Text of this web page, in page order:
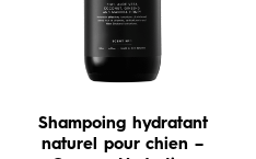
Shampoing hydratant
naturel pour chien –